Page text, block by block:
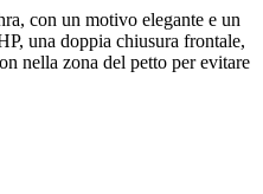
con un motivo elegante e un
una doppia chiusura frontale,
nella zona del petto per evitare